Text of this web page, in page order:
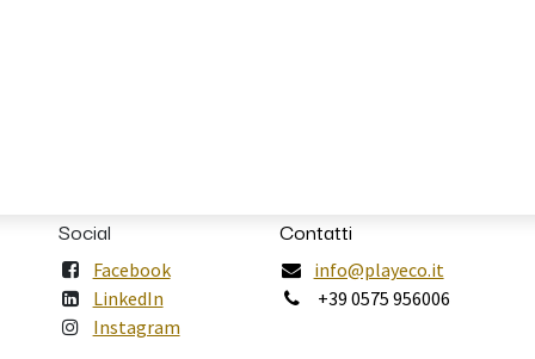
Social
Facebook
LinkedIn
Instagram
Contatti
info@playeco.it
+39 0575 956006